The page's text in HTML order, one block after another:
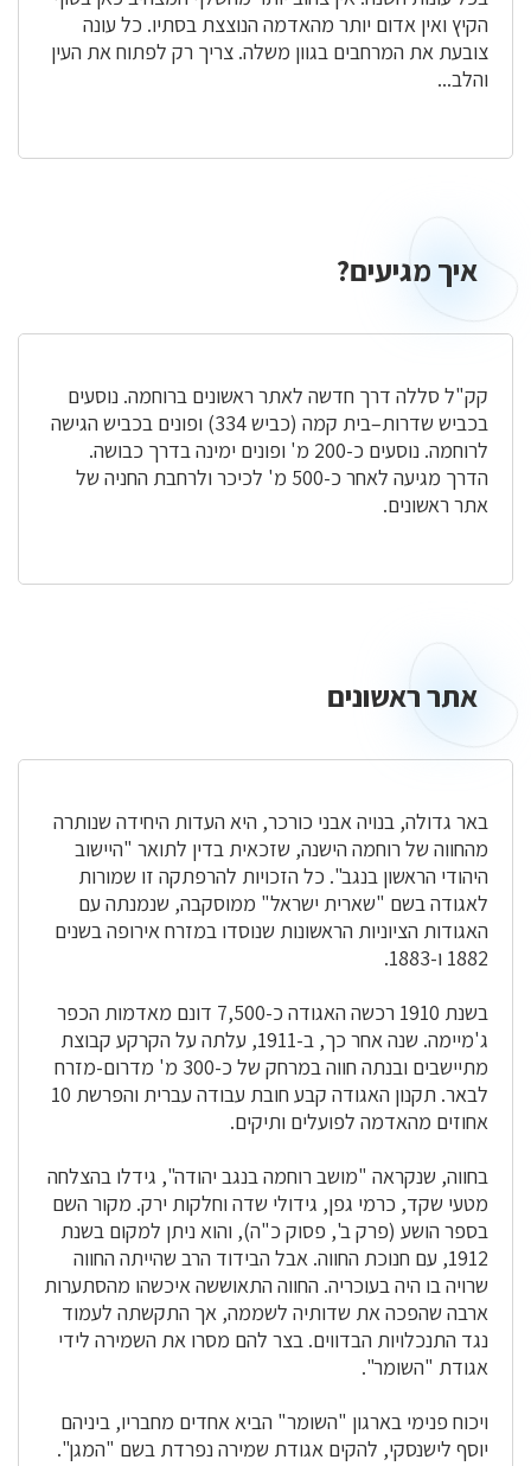
הקיץ ואין אדום יותר מהאדמה הנוצצת בסתיו. כל עונה
צובעת את המרחבים בגוון משלה. צריך רק לפתוח את העין
והלב...
איך מגיעים?
קק"ל סללה דרך חדשה לאתר ראשונים ברוחמה. נוסעים
בכביש שדרות–בית קמה (כביש 334) ופונים בכביש הגישה
לרוחמה. נוסעים כ-200 מ' ופונים ימינה בדרך כבושה.
הדרך מגיעה לאחר כ-500 מ' לכיכר ולרחבת החניה של
אתר ראשונים.
אתר ראשונים
באר גדולה, בנויה אבני כורכר, היא העדות היחידה שנותרה
מהחווה של רוחמה הישנה, שזכאית בדין לתואר "היישוב
היהודי הראשון בנגב". כל הזכויות להרפתקה זו שמורות
לאגודה בשם "שארית ישראל" ממוסקבה, שנמנתה עם
האגודות הציוניות הראשונות שנוסדו במזרח אירופה בשנים
1882 ו-1883.
בשנת 1910 רכשה האגודה כ-7,500 דונם מאדמות הכפר
ג'מיימה. שנה אחר כך, ב-1911, עלתה על הקרקע קבוצת
מתיישבים ובנתה חווה במרחק של כ-300 מ' מדרום-מזרח
לבאר. תקנון האגודה קבע חובת עבודה עברית והפרשת 10
אחוזים מהאדמה לפועלים ותיקים.
בחווה, שנקראה "מושב רוחמה בנגב יהודה", גידלו בהצלחה
מטעי שקד, כרמי גפן, גידולי שדה וחלקות ירק. מקור השם
בספר הושע (פרק ב', פסוק כ"ה), והוא ניתן למקום בשנת
1912, עם חנוכת החווה. אבל הבידוד הרב שהייתה החווה
שרויה בו היה בעוכריה. החווה התאוששה איכשהו מהסתערות
ארבה שהפכה את שדותיה לשממה, אך התקשתה לעמוד
נגד התנכלויות הבדווים. בצר להם מסרו את השמירה לידי
אגודת "השומר".
ויכוח פנימי בארגון "השומר" הביא אחדים מחבריו, ביניהם
יוסף לישנסקי, להקים אגודת שמירה נפרדת בשם "המגן".